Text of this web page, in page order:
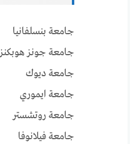
جامعة بنسلفانيا
جامعة جونز هوبكنز
جامعة ديوك
جامعة ايموري
جامعة روتشستر
جامعة فيلانوفا